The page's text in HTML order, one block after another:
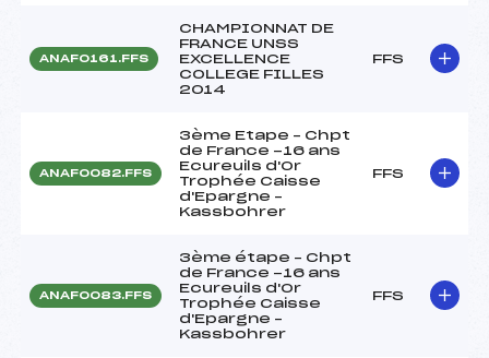
ANAF0161.FFS
CHAMPIONNAT DE
FRANCE UNSS
EXCELLENCE
COLLEGE FILLES
2014
FFS
ANAF0082.FFS
3ème Etape – Chpt
de France -16 ans
Ecureuils d'Or
Trophée Caisse
d'Epargne –
Kassbohrer
FFS
ANAF0083.FFS
3ème étape – Chpt
de France -16 ans
Ecureuils d'Or
Trophée Caisse
d'Epargne –
Kassbohrer
FFS